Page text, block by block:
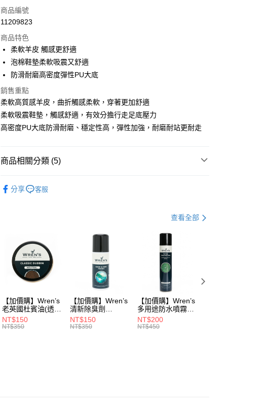
信用卡一次付款
Apple Pay
悠遊付
全盈+PAY
每筆NT$80，滿NT$990(含以上)免運費
商品編號
11209823
商品特色
柔軟羊皮 觸感更舒適
泡棉鞋墊柔軟吸震又舒適
防滑耐磨高密度彈性PU大底
銷售重點
柔軟高質感羊皮，曲折觸感柔軟，穿著更加舒適
柔軟吸震鞋墊，觸感舒適，有效分擔行走足底壓力
高密度PU大底防滑耐磨、穩定性高，彈性加強，耐磨耐站更耐走
商品相關分類 (5)
▌8/16前『爸爸ㄟ好禮季』滿件最高現折$3088
▶ 機能款式 鞋款 ▶
分享 客服
查看全部
【加價購】Wren’s
老英國杜賓油(透明
289105440)
NT$150
NT$350
【加價購】Wren’s
清新除臭劑
(289105540)
NT$150
NT$350
【加價購】Wren’s
多用途防水噴霧
(289105640)
NT$200
NT$450